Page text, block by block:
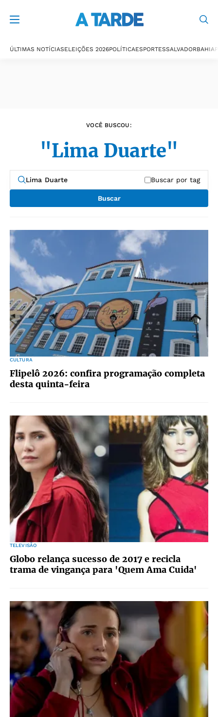
ÚLTIMAS NOTÍCIASELEIÇÕES 2026POLÍTICAESPORTESSALVADORBAHIA
VOCÊ BUSCOU:
"Lima Duarte"
Buscar por tag
Buscar
CULTURA
Flipelô 2026: confira programação completa
desta quinta-feira
TELEVISÃO
Globo relança sucesso de 2017 e recicla
trama de vingança para 'Quem Ama Cuida'